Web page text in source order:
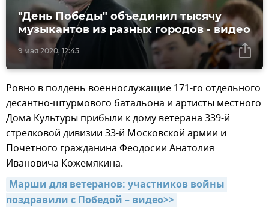
9 мая 2020, 12:45
"День Победы" объединил тысячу
музыкантов из разных городов - видео
Ровно в полдень военнослужащие 171-го отдельного
десантно-штурмового батальона и артисты местного
Дома Культуры прибыли к дому ветерана 339-й
стрелковой дивизии 33-й Московской армии и
Почетного гражданина Феодосии Анатолия
Ивановича Кожемякина.
Марши для ветеранов: участников войны
поздравили с Победой – видео>>